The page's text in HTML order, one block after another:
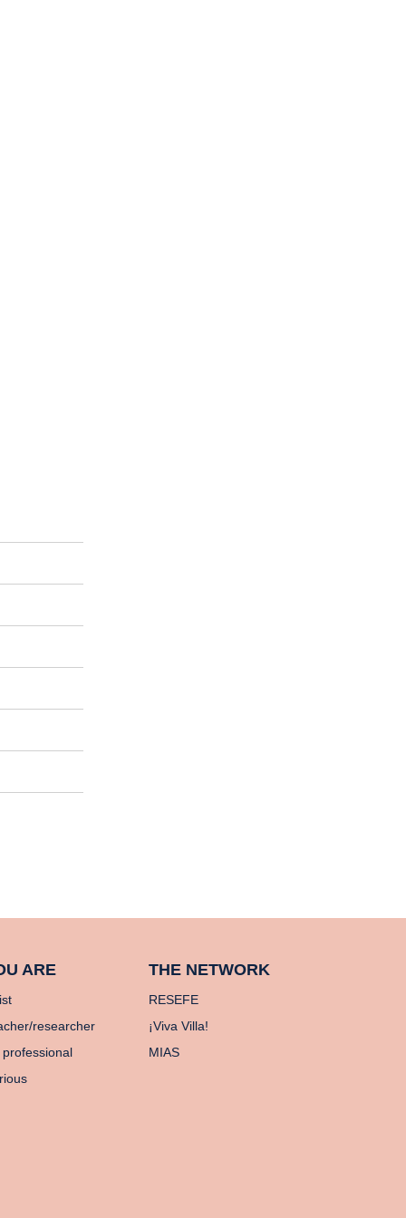
ARE
researcher
professional
THE NETWORK
RESEFE
¡Viva Villa!
MIAS